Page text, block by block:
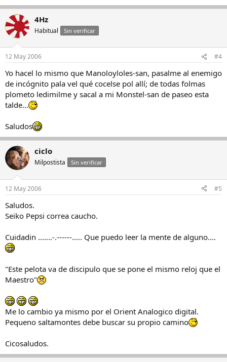
4Hz
Habitual Sin verificar
12 May 2006 #4
Yo hacel lo mismo que Manoloyloles-san, pasalme al enemigo
de incógnito pala vel qué cocelse pol allí; de todas folmas
plometo ledimilme y sacal a mi Monstel-san de paseo esta
talde...
Saludos
ciclo
Milpostista Sin verificar
12 May 2006 #5
Saludos.
Seiko Pepsi correa caucho.
Cuidadin .......-.------..... Que puedo leer la mente de alguno....
"Este pelota va de discipulo que se pone el mismo reloj que el
Maestro"
Me lo cambio ya mismo por el Orient Analogico digital.
Pequeno saltamontes debe buscar su propio camino
Cicosaludos.